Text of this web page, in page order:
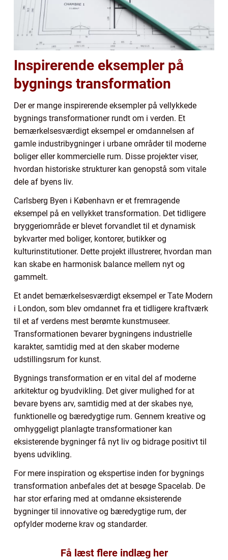
Inspirerende eksempler på
bygnings transformation
Der er mange inspirerende eksempler på vellykkede
bygnings transformationer rundt om i verden. Et
bemærkelsesværdigt eksempel er omdannelsen af
gamle industribygninger i urbane områder til moderne
boliger eller kommercielle rum. Disse projekter viser,
hvordan historiske strukturer kan genopstå som vitale
dele af byens liv.
Carlsberg Byen i København er et fremragende
eksempel på en vellykket transformation. Det tidligere
bryggeriområde er blevet forvandlet til et dynamisk
bykvarter med boliger, kontorer, butikker og
kulturinstitutioner. Dette projekt illustrerer, hvordan man
kan skabe en harmonisk balance mellem nyt og
gammelt.
Et andet bemærkelsesværdigt eksempel er Tate Modern
i London, som blev omdannet fra et tidligere kraftværk
til et af verdens mest berømte kunstmuseer.
Transformationen bevarer bygningens industrielle
karakter, samtidig med at den skaber moderne
udstillingsrum for kunst.
Bygnings transformation er en vital del af moderne
arkitektur og byudvikling. Det giver mulighed for at
bevare byens arv, samtidig med at der skabes nye,
funktionelle og bæredygtige rum. Gennem kreative og
omhyggeligt planlagte transformationer kan
eksisterende bygninger få nyt liv og bidrage positivt til
byens udvikling.
For mere inspiration og ekspertise inden for bygnings
transformation anbefales det at besøge Spacelab. De
har stor erfaring med at omdanne eksisterende
bygninger til innovative og bæredygtige rum, der
opfylder moderne krav og standarder.
Få læst flere indlæg her